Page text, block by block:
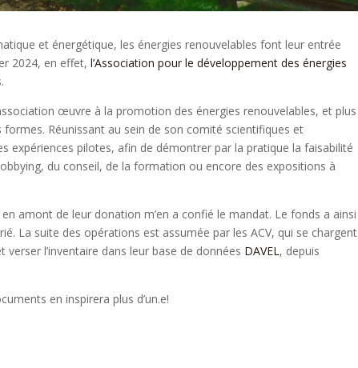
et énergétique, les énergies renouvelables font leur entrée
2024, en effet,l’Association pour le développement des énergies
œuvre à la promotion des énergies renouvelables, et plus
Réunissant au sein de son comité scientifiques et
expériences pilotes, afin de démontrer par la pratique la faisabilité
du conseil, de la formation ou encore des expositions à
amont de leur donation m’en a confié le mandat. Le fonds a ainsi
La suite des opérations est assumée par les ACV, qui se chargent
l’inventaire dans leur base de données DAVEL , depuis
en inspirera plus d’un.e!